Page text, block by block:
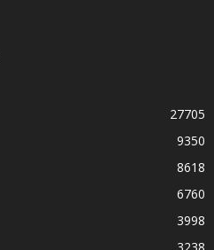
27705
9350
8618
6760
3998